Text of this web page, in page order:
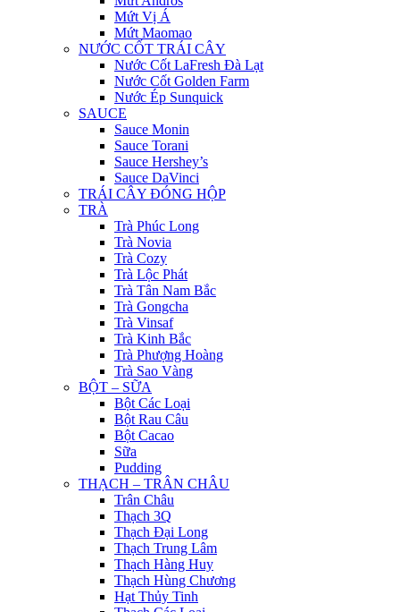
Mứt Vị Á
Mứt Maomao
NƯỚC CỐT TRÁI CÂY
Nước Cốt LaFresh Đà Lạt
Nước Cốt Golden Farm
Nước Ép Sunquick
SAUCE
Sauce Monin
Sauce Torani
Sauce Hershey’s
Sauce DaVinci
TRÁI CÂY ĐÓNG HỘP
TRÀ
Trà Phúc Long
Trà Novia
Trà Cozy
Trà Lộc Phát
Trà Tân Nam Bắc
Trà Gongcha
Trà Vinsaf
Trà Kinh Bắc
Trà Phượng Hoàng
Trà Sao Vàng
BỘT – SỮA
Bột Các Loại
Bột Rau Câu
Bột Cacao
Sữa
Pudding
THẠCH – TRÂN CHÂU
Trân Châu
Thạch 3Q
Thạch Đại Long
Thạch Trung Lâm
Thạch Hàng Huy
Thạch Hùng Chương
Hạt Thủy Tinh